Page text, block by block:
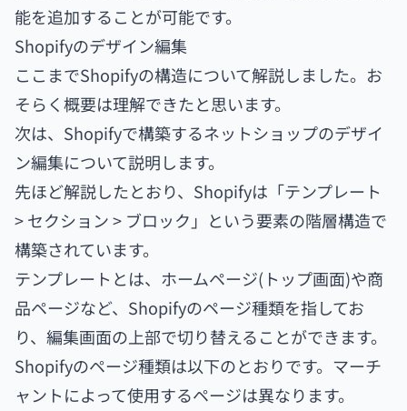
能を追加することが可能です。
Shopifyのデザイン編集
ここまでShopifyの構造について解説しました。お
そらく概要は理解できたと思います。
次は、Shopifyで構築するネットショップのデザイ
ン編集について説明します。
先ほど解説したとおり、Shopifyは「テンプレート
> セクション > ブロック」という要素の階層構造で
構築されています。
テンプレートとは、ホームページ(トップ画面)や商
品ページなど、Shopifyのページ種類を指してお
り、編集画面の上部で切り替えることができます。
Shopifyのページ種類は以下のとおりです。マーチ
ャントによって使用するページは異なります。